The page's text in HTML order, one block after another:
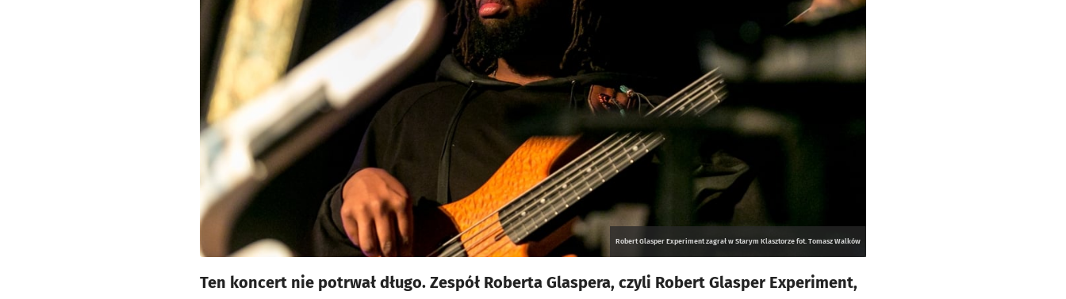
Robert Glasper Experiment zagrał w Starym Klasztorze fot. Tomasz Walków
Ten koncert nie potrwał długo. Zespół Roberta Glaspera, czyli Robert Glasper Experiment,